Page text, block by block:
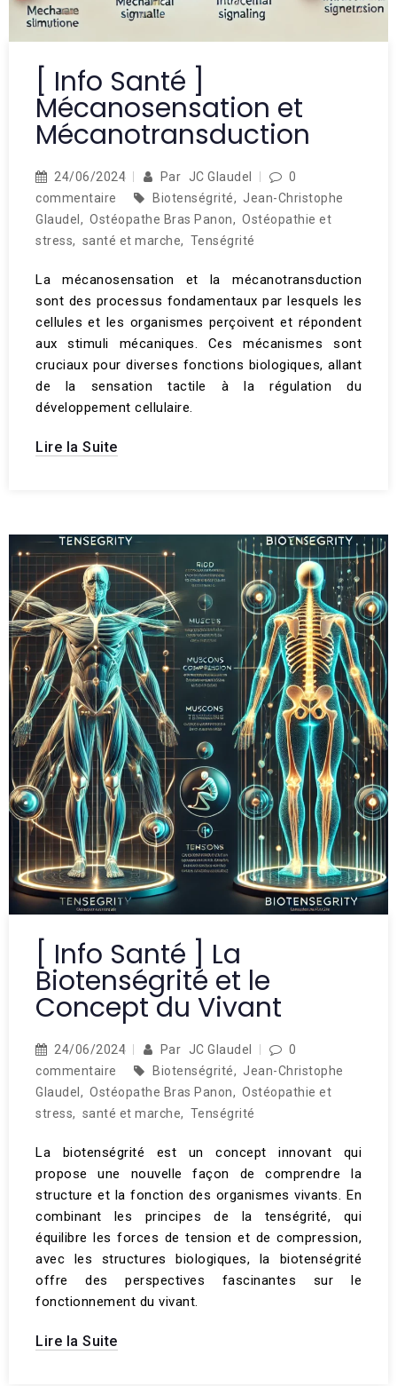
[ Info Santé ]
Mécanosensation et
Mécanotransduction
24/06/2024 Par JC Glaudel
0
commentaire
Biotenségrité, Jean-Christophe
Glaudel , Ostéopathe Bras Panon, Ostéopathie et
stress, santé et marche, Tenségrité
La mécanosensation et la mécanotransduction
sont des processus fondamentaux par lesquels les
cellules et les organismes perçoivent et répondent
aux stimuli mécaniques. Ces mécanismes sont
cruciaux pour diverses fonctions biologiques, allant
de la sensation tactile à la régulation du
développement cellulaire.
Lire la Suite
[ Info Santé ] La
Biotenségrité et le
Concept du Vivant
24/06/2024 Par JC Glaudel
0
commentaire
Biotenségrité, Jean-Christophe
Glaudel , Ostéopathe Bras Panon, Ostéopathie et
stress, santé et marche, Tenségrité
La biotenségrité est un concept innovant qui
propose une nouvelle façon de comprendre la
structure et la fonction des organismes vivants. En
combinant les principes de la tenségrité, qui
équilibre les forces de tension et de compression,
avec les structures biologiques, la biotenségrité
offre des perspectives fascinantes sur le
fonctionnement du vivant.
Lire la Suite